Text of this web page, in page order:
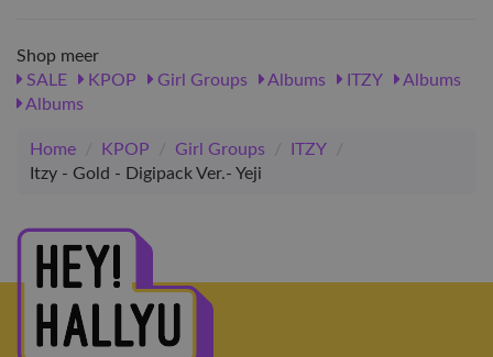
Shop meer
SALE
KPOP Girl Groups Albums ITZY
Albums
Albums
Home / KPOP / Girl Groups / ITZY
/
Itzy - Gold - Digipack Ver.- Yeji